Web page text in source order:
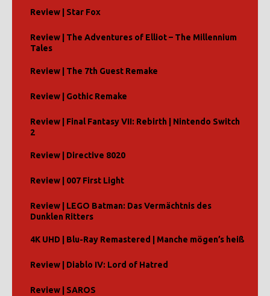
Review | Star Fox
Review | The Adventures of Elliot – The Millennium
Tales
Review | The 7th Guest Remake
Review | Gothic Remake
Review | Final Fantasy VII: Rebirth | Nintendo Switch
2
Review | Directive 8020
Review | 007 First Light
Review | LEGO Batman: Das Vermächtnis des
Dunklen Ritters
4K UHD | Blu-Ray Remastered | Manche mögen’s heiß
Review | Diablo IV: Lord of Hatred
Review | SAROS